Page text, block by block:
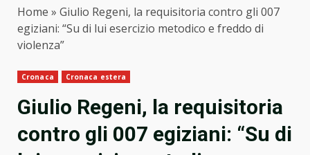
Home » Giulio Regeni, la requisitoria contro gli 007
egiziani: “Su di lui esercizio metodico e freddo di
violenza”
Cronaca Cronaca estera
Giulio Regeni, la requisitoria
contro gli 007 egiziani: “Su di